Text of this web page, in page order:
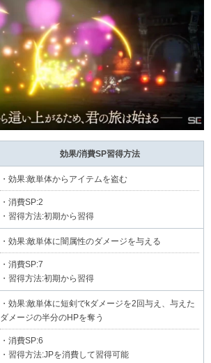
効果/消費SP習得方法
・効果:敵単体からアイテムを盗む
・消費SP:2
・習得方法:初期から習得
・効果:敵単体に闇属性のダメージを与える
・消費SP:7
・習得方法:初期から習得
・効果:敵単体に短剣でkダメージを2回与え、与えた
ダメージの半分のHPを奪う
・消費SP:6
・習得方法:JPを消費して習得可能